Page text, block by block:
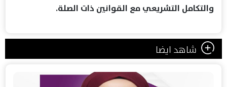
والتكامل التشريعي مع القوانين ذات الصلة.
شاهد ايضا